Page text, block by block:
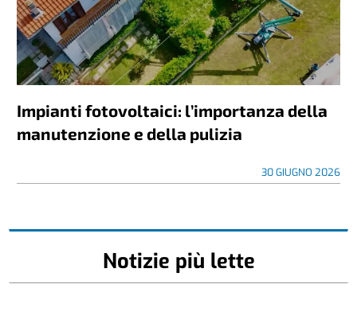
Impianti fotovoltaici: l’importanza della
manutenzione e della pulizia
30 GIUGNO 2026
Notizie più lette